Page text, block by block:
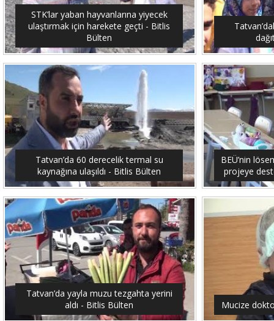
STK’lar yaban hayvanlarına yiyecek
ulaştırmak için harekete geçti - Bitlis
Bülten
Tatvan’da 60 derecelik termal su
kaynağına ulaşıldı - Bitlis Bülten
BEÜ’nin
projeye
Tatvan’da yayla muzu tezgahta yerini
aldı - Bitlis Bülten
Mucize